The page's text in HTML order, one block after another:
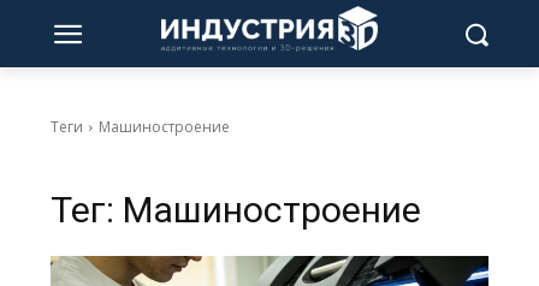
Теги Машиностроение
Тег: Машиностроение